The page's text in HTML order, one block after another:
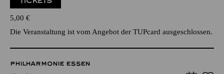
Die Veranstaltung ist vom Angebot der TUPcard ausgeschlossen.
PHILHARMONIE ESSEN
Freitag
16.04.2027